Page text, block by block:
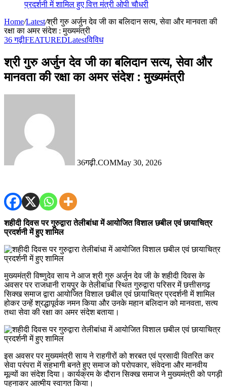
प्रदर्शनी में शामिल हुए वित्त मंत्री ओपी चौधरी
Home/Latest/श्री गुरु अर्जुन देव जी का बलिदान सत्य, सेवा और मानवता की
रक्षा का अमर संदेश : मुख्यमंत्री
36 गढ़ीFEATUREDLatestविविध
श्री गुरु अर्जुन देव जी का बलिदान सत्य, सेवा और
मानवता की रक्षा का अमर संदेश : मुख्यमंत्री
36गढ़ी.COMMay 30, 2026
शहीदी दिवस पर गुरुद्वारा तेलीबांधा में आयोजित विशाल छबील एवं छायाचित्र
प्रदर्शनी में हुए शामिल
मुख्यमंत्री विष्णुदेव साय ने आज श्री गुरु अर्जुन देव जी के शहीदी दिवस के
अवसर पर राजधानी रायपुर के तेलीबांधा स्थित गुरुद्वारा परिसर में छत्तीसगढ़
सिक्ख समाज द्वारा आयोजित विशाल छबील एवं छायाचित्र प्रदर्शनी में शामिल
होकर उन्हें श्रद्धापूर्वक नमन किया और उनके महान बलिदान को मानवता, सत्य
तथा सेवा की रक्षा का अमर संदेश बताया।
इस अवसर पर मुख्यमंत्री साय ने राहगीरों को शरबत एवं प्रसादी वितरित कर
सेवा परंपरा में सहभागी बनते हुए समाज को परोपकार, संवेदना और मानवीय
मूल्यों का संदेश दिया। कार्यक्रम के दौरान सिक्ख समाज ने मुख्यमंत्री को पगड़ी
पहनाकर आत्मीय स्वागत किया।